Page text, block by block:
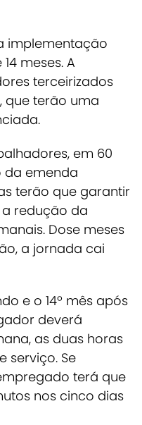
implementação
meses. A
terceirizados
que terão uma
em 60
da emenda
terão que garantir
a redução da
Dose meses
a jornada cai
e o 14º mês após
deverá
as duas horas
serviço. Se
terá que
nos cinco dias